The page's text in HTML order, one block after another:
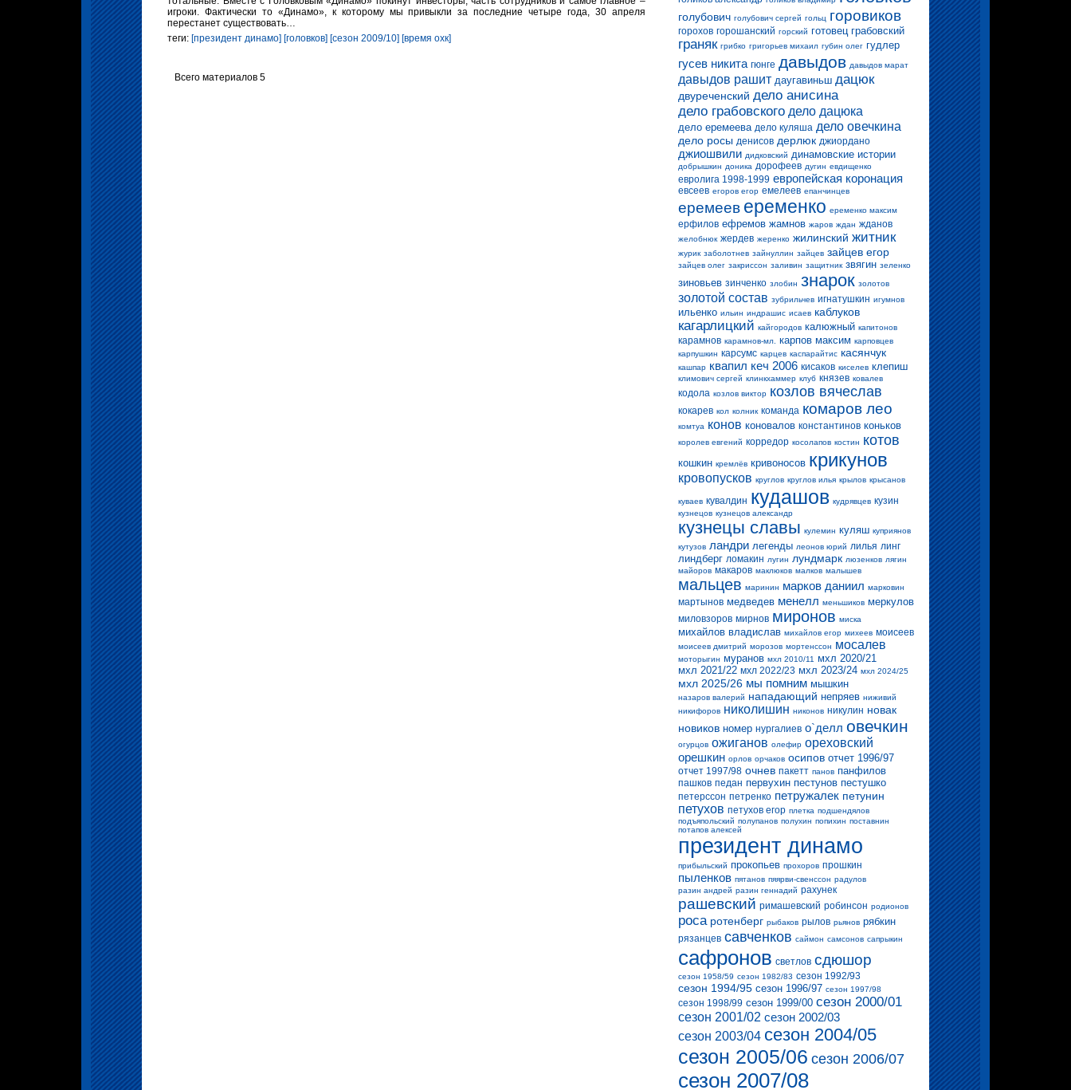
игроки. Фактически то «Динамо», к которому мы привыкли за последние четыре года, 30 апреля
перестанет существовать…
теги: [президент динамо] [головков] [сезон 2009/10] [время охк]
Всего материалов 5
голубович голубович сергей гольц горовиков
горохов горошанский горский готовец грабовский
граняк грибко григорьев михаил губин олег гудлер
гусев никита гюнге давыдов давыдов марат
давыдов рашит даугавиньш дацюк
двуреченский дело анисина
дело грабовского дело дацюка
дело еремеева дело куляша дело овечкина
дело росы денисов дерлюк джиордано
джиошвили дидковский динамовские истории
добрышкин доника дорофеев дугин евдищенко
евролига 1998-1999 европейская коронация
евсеев егоров егор емелеев епанчинцев
еремеев еременко еременко максим
ерфилов ефремов жамнов жаров ждан жданов
желобнюк жердев жеренко жилинский житник
журик заболотнев зайнуллин зайцев зайцев егор
зайцев олег закриссон заливин защитник звягин зеленко
зиновьев зинченко злобин знарок золотов
золотой состав зубрильчев игнатушкин игумнов
ильенко ильин индрашис исаев каблуков
кагарлицкий кайгородов калюжный капитонов
карамнов карамнов-мл. карпов максим карповцев
карпушкин карсумс карцев каспарайтис касянчук
кашпар квапил кеч 2006 кисаков киселев клепиш
климович сергей клинкхаммер клуб князев ковалев
кодола козлов виктор козлов вячеслав
кокарев кол колник команда комаров лео
комтуа конов коновалов константинов коньков
королев евгений корредор косолапов костин котов
кошкин кремлёв кривоносов крикунов
кровопусков круглов круглов илья крылов крысанов
куваев кувалдин кудашов кудрявцев кузин
кузнецов кузнецов александр
кузнецы славы кулемин куляш куприянов
кутузов ландри легенды леонов юрий лилья линг
линдберг ломакин лугин лундмарк люзенков лягин
майоров макаров маклюков малков малышев
мальцев маринин марков даниил марковин
мартынов медведев менелл меньшиков меркулов
миловзоров мирнов миронов миска
михайлов владислав михайлов егор михеев моисеев
моисеев дмитрий морозов мортенссон мосалев
моторыгин муранов мхл 2010/11 мхл 2020/21
мхл 2021/22 мхл 2022/23 мхл 2023/24 мхл 2024/25
мхл 2025/26 мы помним мышкин
назаров валерий нападающий непряев ниживий
никифоров николишин никонов никулин новак
новиков номер нургалиев о`делл овечкин
огурцов ожиганов олефир ореховский
орешкин орлов орчаков осипов отчет 1996/97
отчет 1997/98 очнев пакетт панов панфилов
пашков педан первухин пестунов пестушко
петерссон петренко петружалек петунин
петухов петухов егор плетка подшендялов
подъяпольский полупанов полухин попихин поставнин
потапов алексей
президент динамо
прибыльский прокопьев прохоров прошкин
пыленков пятанов пяярви-свенссон радулов
разин андрей разин геннадий рахунек
рашевский римашевский робинсон родионов
роса ротенберг рыбаков рылов рьянов рябкин
рязанцев савченков саймон самсонов сапрыкин
сафронов светлов сдюшор
сезон 1958/59 сезон 1982/83 сезон 1992/93
сезон 1994/95 сезон 1996/97 сезон 1997/98
сезон 1998/99 сезон 1999/00 сезон 2000/01
сезон 2001/02 сезон 2002/03
сезон 2003/04 сезон 2004/05
сезон 2005/06 сезон 2006/07
сезон 2007/08